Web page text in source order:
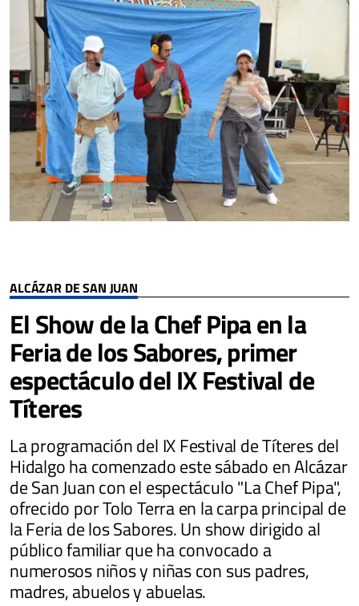
ALCÁZAR DE SAN JUAN
El Show de la Chef Pipa en la
Feria de los Sabores, primer
espectáculo del IX Festival de
Títeres
La programación del IX Festival de Títeres del
Hidalgo ha comenzado este sábado en Alcázar
de San Juan con el espectáculo "La Chef Pipa",
ofrecido por Tolo Terra en la carpa principal de
la Feria de los Sabores. Un show dirigido al
público familiar que ha convocado a
numerosos niños y niñas con sus padres,
madres, abuelos y abuelas.